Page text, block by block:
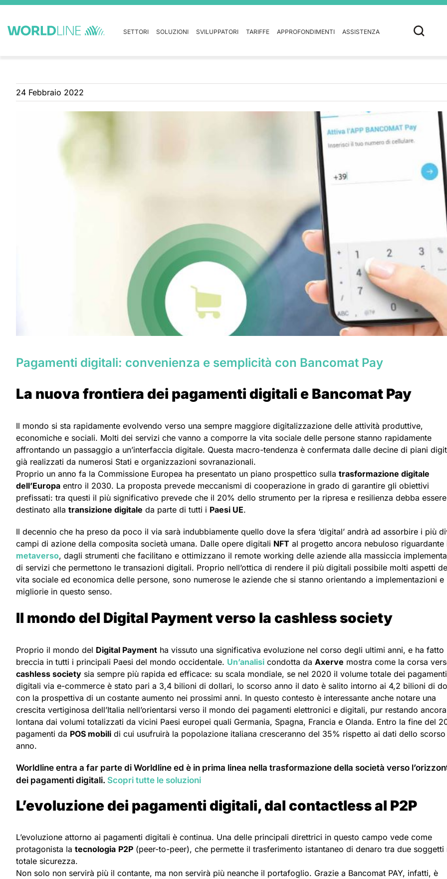
SETTORI SOLUZIONI SVILUPPATORI TARIFFE APPROFONDIMENTI ASSISTENZA
24 Febbraio 2022
Pagamenti digitali: convenienza e semplicità con Bancomat Pay
La nuova frontiera dei pagamenti digitali e Bancomat Pay
Il mondo si sta rapidamente evolvendo verso una sempre maggiore digitalizzazione delle attività produttive,
economiche e sociali. Molti dei servizi che vanno a comporre la vita sociale delle persone stanno rapidamente
affrontando un passaggio a un’interfaccia digitale. Questa macro-tendenza è confermata dalle decine di piani
già realizzati da numerosi Stati e organizzazioni sovranazionali.
Proprio un anno fa la Commissione Europea ha presentato un piano prospettico sulla trasformazione digitale
dell’Europa entro il 2030. La proposta prevede meccanismi di cooperazione in grado di garantire gli obiettivi
prefissati: tra questi il più significativo prevede che il 20% dello strumento per la ripresa e resilienza debba essere
destinato alla transizione digitale da parte di tutti i Paesi UE.
Il decennio che ha preso da poco il via sarà indubbiamente quello dove la sfera ‘digital’ andrà ad assorbire i più
campi di azione della composita società umana. Dalle opere digitali NFT al progetto ancora nebuloso riguardante
metaverso, dagli strumenti che facilitano e ottimizzano il remote working delle aziende alla massiccia
di servizi che permettono le transazioni digitali. Proprio nell’ottica di rendere il più digitali possibile molti aspetti
vita sociale ed economica delle persone, sono numerose le aziende che si stanno orientando a implementazioni e
migliorie in questo senso.
Il mondo del Digital Payment verso la cashless society
Proprio il mondo del Digital Payment ha vissuto una significativa evoluzione nel corso degli ultimi anni, e ha fatto
breccia in tutti i principali Paesi del mondo occidentale. Un’analisi condotta da Axerve mostra come la corsa
cashless society sia sempre più rapida ed efficace: su scala mondiale, se nel 2020 il volume totale dei pagamenti
digitali via e-commerce è stato pari a 3,4 bilioni di dollari, lo scorso anno il dato è salito intorno ai 4,2 bilioni di
con la prospettiva di un costante aumento nei prossimi anni. In questo contesto è interessante anche notare una
crescita vertiginosa dell’Italia nell’orientarsi verso il mondo dei pagamenti elettronici e digitali, pur restando ancora
lontana dai volumi totalizzati da vicini Paesi europei quali Germania, Spagna, Francia e Olanda. Entro la fine del
pagamenti da POS mobili di cui usufruirà la popolazione italiana cresceranno del 35% rispetto ai dati dello scorso
anno.
Worldline entra a far parte di Worldline ed è in prima linea nella trasformazione della società verso
dei pagamenti digitali. Scopri tutte le soluzioni
L’evoluzione dei pagamenti digitali, dal contactless al P2P
L’evoluzione attorno ai pagamenti digitali è continua. Una delle principali direttrici in questo campo vede come
protagonista la tecnologia P2P (peer-to-peer), che permette il trasferimento istantaneo di denaro tra due soggetti
totale sicurezza.
Non solo non servirà più il contante, ma non servirà più neanche il portafoglio. Grazie a Bancomat PAY, infatti, è